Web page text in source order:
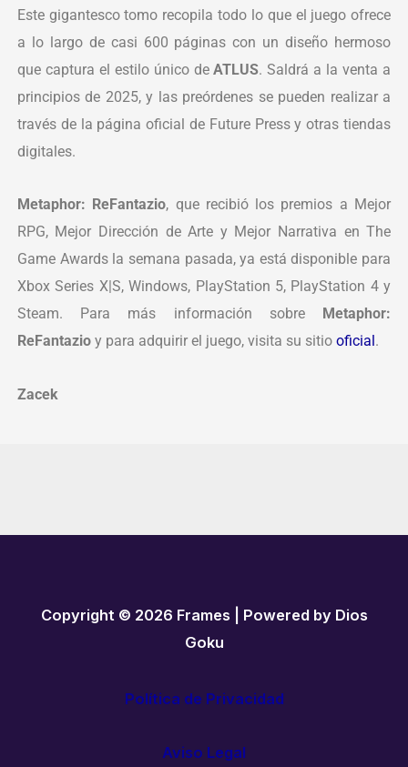
Este gigantesco tomo recopila todo lo que el juego ofrece
a lo largo de casi 600 páginas con un diseño hermoso
que captura el estilo único deATLUS. Saldrá a la venta a
principios de 2025, y las preórdenes se pueden realizar a
través de la página oficial de Future Press y otras tiendas
digitales.
Metaphor: ReFantazio, que recibió los premios a Mejor
RPG, Mejor Dirección de Arte y Mejor Narrativa en The
Game Awards la semana pasada, ya está disponible para
Xbox Series X|S, Windows, PlayStation 5, PlayStation 4 y
Steam. Para más información sobre
Metaphor:
ReFantazioy para adquirir el juego, visita su sitio oficial .
Zacek
Copyright © 2026 Frames | Powered by Dios
Goku
Política de Privacidad
Aviso Legal